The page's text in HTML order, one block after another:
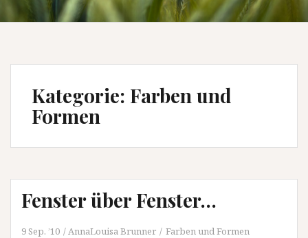
Kategorie: Farben und
Formen
Fenster über Fenster…
9 Sep. ’10 AnnaLouisa Brunner Farben und Formen